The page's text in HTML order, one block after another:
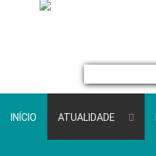
INÍCIO ATUALIDADE